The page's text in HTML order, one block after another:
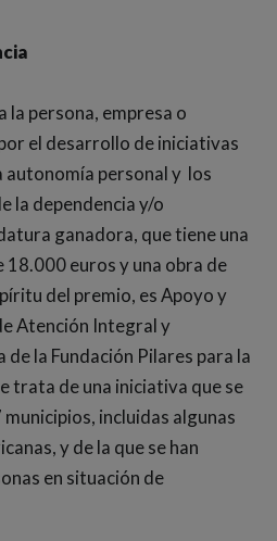
la persona, empresa o
el desarrollo de iniciativas
autonomía personal y los
la dependencia y/o
ganadora, que tiene una
euros y una obra de
del premio, es Apoyo y
Atención Integral y
la Fundación Pilares para la
trata de una iniciativa que se
incluidas algunas
y de la que se han
en situación de